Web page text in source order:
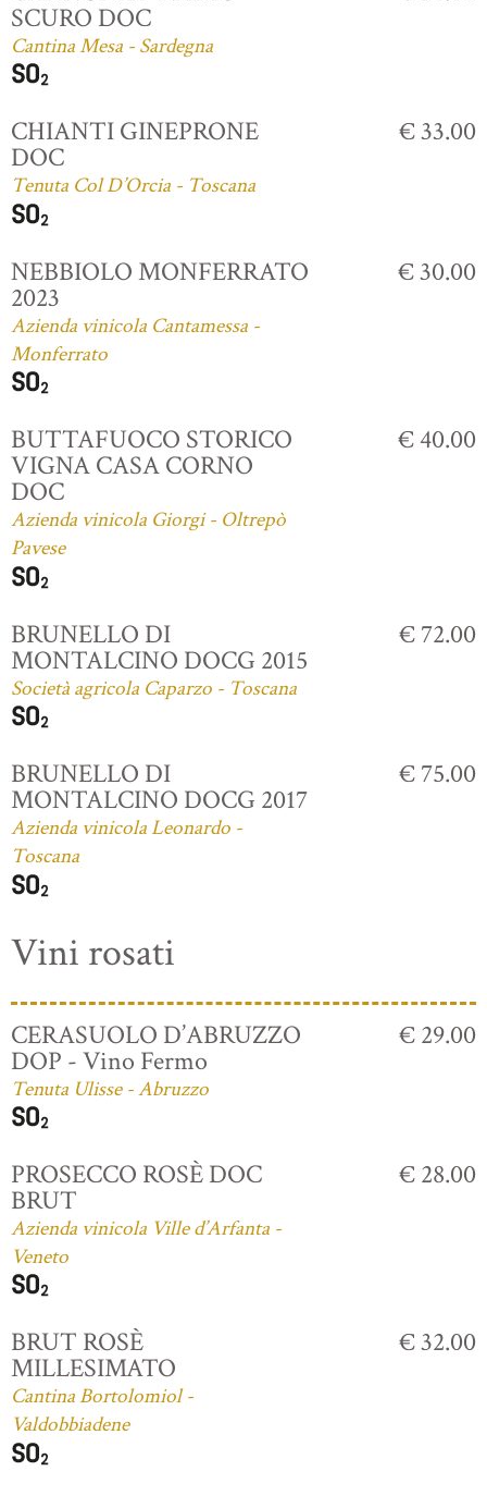
SCURO DOC
Cantina Mesa - Sardegna
CHIANTI GINEPRONE
DOC
Tenuta Col D’Orcia - Toscana
€ 33.00
NEBBIOLO MONFERRATO
2023
Azienda vinicola Cantamessa -
Monferrato
€ 30.00
BUTTAFUOCO STORICO
VIGNA CASA CORNO
DOC
Azienda vinicola Giorgi - Oltrepò
Pavese
€ 40.00
BRUNELLO DI
MONTALCINO DOCG 2015
Società agricola Caparzo - Toscana
€ 72.00
BRUNELLO DI
MONTALCINO DOCG 2017
Azienda vinicola Leonardo -
Toscana
€ 75.00
Vini rosati
CERASUOLO D’ABRUZZO
DOP - Vino Fermo
Tenuta Ulisse - Abruzzo
€ 29.00
PROSECCO ROSÈ DOC
BRUT
Azienda vinicola Ville d’Arfanta -
Veneto
€ 28.00
BRUT ROSÈ
MILLESIMATO
Cantina Bortolomiol -
Valdobbiadene
€ 32.00